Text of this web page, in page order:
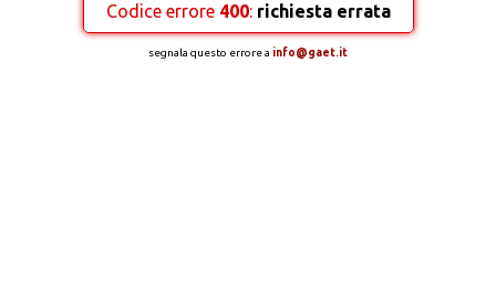
Codice errore 400: richiesta errata
segnala questo errore a info@gaet.it